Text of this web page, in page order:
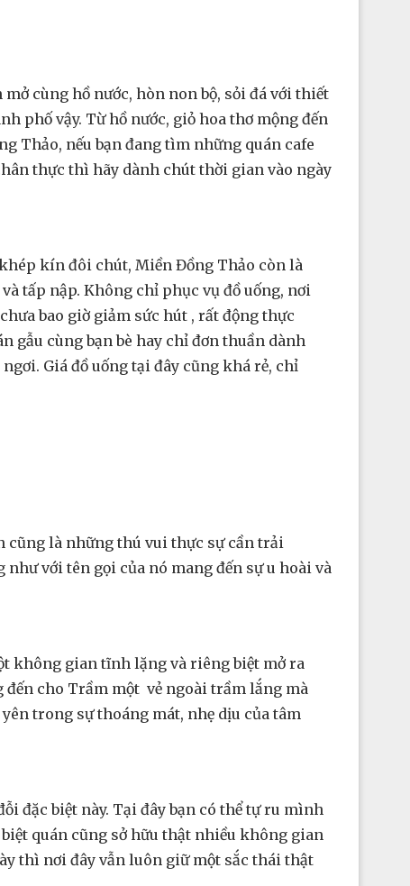
cùng hồ nước, hòn non bộ, sỏi đá với thiết
phố vậy. Từ hồ nước, giỏ hoa thơ mộng đến
Thảo, nếu bạn đang tìm những quán cafe
thực thì hãy dành chút thời gian vào ngày
kín đôi chút, Miền Đồng Thảo còn là
tấp nập. Không chỉ phục vụ đồ uống, nơi
bao giờ giảm sức hút , rất động thực
gẫu cùng bạn bè hay chỉ đơn thuần dành
Giá đồ uống tại đây cũng khá rẻ, chỉ
cũng là những thú vui thực sự cần trải
với tên gọi của nó mang đến sự u hoài và
không gian tĩnh lặng và riêng biệt mở ra
đến cho Trầm một vẻ ngoài trầm lắng mà
trong sự thoáng mát, nhẹ dịu của tâm
đặc biệt này. Tại đây bạn có thể tự ru mình
quán cũng sở hữu thật nhiều không gian
thì nơi đây vẫn luôn giữ một sắc thái thật